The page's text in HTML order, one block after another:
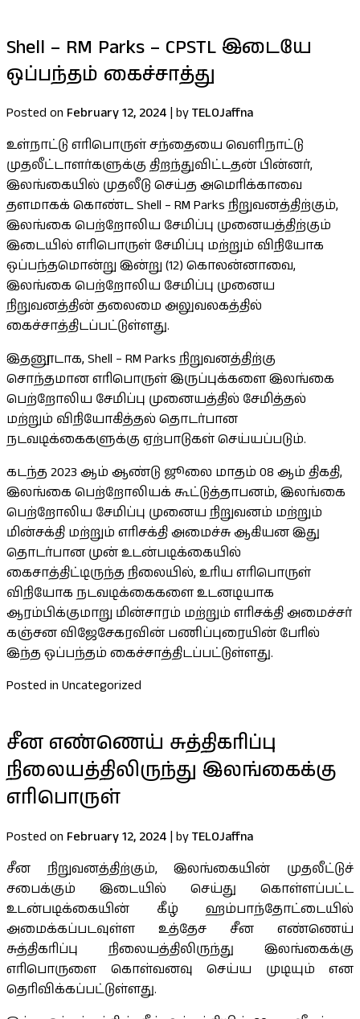
Shell – RM Parks – CPSTL இடையே
ஒப்பந்தம் கைச்சாத்து
Posted on February 12, 2024 | byTELOJaffna
உள்நாட்டு எரிபொருள் சந்தையை வெளிநாட்டு
முதலீட்டாளர்களுக்கு திறந்துவிட்டதன் பின்னர்,
இலங்கையில் முதலீடு செய்த அமெரிக்காவை
தளமாகக் கொண்ட Shell – RM Parks நிறுவனத்திற்கும்,
இலங்கை பெற்றோலிய சேமிப்பு முனையத்திற்கும்
இடையில் எரிபொருள் சேமிப்பு மற்றும் விநியோக
ஒப்பந்தமொன்று இன்று (12) கொலன்னாவை,
இலங்கை பெற்றோலிய சேமிப்பு முனைய
நிறுவனத்தின் தலைமை அலுவலகத்தில்
கைச்சாத்திடப்பட்டுள்ளது.
இதனூடாக, Shell – RM Parks நிறுவனத்திற்கு
சொந்தமான எரிபொருள் இருப்புக்களை இலங்கை
பெற்றோலிய சேமிப்பு முனையத்தில் சேமித்தல்
மற்றும் விநியோகித்தல் தொடர்பான
நடவடிக்கைகளுக்கு ஏற்பாடுகள் செய்யப்படும்.
கடந்த 2023 ஆம் ஆண்டு ஜூலை மாதம் 08 ஆம் திகதி,
இலங்கை பெற்றோலியக் கூட்டுத்தாபனம், இலங்கை
பெற்றோலிய சேமிப்பு முனைய நிறுவனம் மற்றும்
மின்சக்தி மற்றும் எரிசக்தி அமைச்சு ஆகியன இது
தொடர்பான முன் உடன்படிக்கையில்
கைசாத்திட்டிருந்த நிலையில், உரிய எரிபொருள்
விநியோக நடவடிக்கைகளை உடனடியாக
ஆரம்பிக்குமாறு மின்சாரம் மற்றும் எரிசக்தி அமைச்சர்
கஞ்சன விஜேசேகரவின் பணிப்புரையின் பேரில்
இந்த ஒப்பந்தம் கைச்சாத்திடப்பட்டுள்ளது.
Posted in Uncategorized
சீன எண்ணெய் சுத்திகரிப்பு
நிலையத்திலிருந்து இலங்கைக்கு
எரிபொருள்
Posted on February 12, 2024 | byTELOJaffna
சீன நிறுவனத்திற்கும், இலங்கையின் முதலீட்டுச்
சபைக்கும் இடையில் செய்து கொள்ளப்பட்ட
உடன்படிக்கையின் கீழ் ஹம்பாந்தோட்டையில்
அமைக்கப்படவுள்ள உத்தேச சீன எண்ணெய்
சுத்திகரிப்பு நிலையத்திலிருந்து இலங்கைக்கு
எரிபொருளை கொள்வனவு செய்ய முடியும் என
தெரிவிக்கப்பட்டுள்ளது.